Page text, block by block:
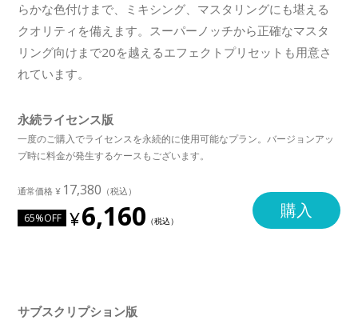
らかな色付けまで、ミキシング、マスタリングにも堪える
クオリティを備えます。スーパーノッチから正確なマスタ
リング向けまで20を越えるエフェクトプリセットも用意さ
れています。
永続ライセンス版
一度のご購入でライセンスを永続的に使用可能なプラン。バージョンアッ
プ時に料金が発生するケースもございます。
17,380
65%OFF 6,160 購入
サブスクリプション版